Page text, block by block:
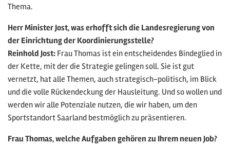
Thema.
Herr Minister Jost, was erhofft sich die Landesregierung von
der Einrichtung der Koordinierungsstelle?
Reinhold Jost: Frau Thomas ist ein entscheidendes Bindeglied in
der Kette, mit der die Strategie gelingen soll. Sie ist gut
vernetzt, hat alle Themen, auch strategisch-politisch, im Blick
und die volle Rückendeckung der Hausleitung. Und so wollen und
werden wir alle Potenziale nutzen, die wir haben, um den
Sportstandort Saarland bestmöglich zu präsentieren.
Frau Thomas, welche Aufgaben gehören zu Ihrem neuen Job?